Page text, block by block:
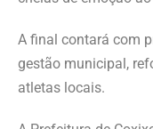
A final contará com
gestão municipal,
atletas locais.